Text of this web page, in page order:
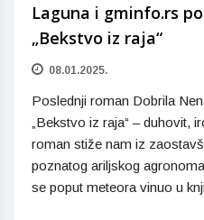
Laguna i gminfo.rs
„Bekstvo iz raja“
08.01.2025.
Poslednji roman Dobrila
„Bekstvo iz raja“ – duhovit,
roman stiže nam iz
poznatog ariljskog
se poput meteora vinuo u